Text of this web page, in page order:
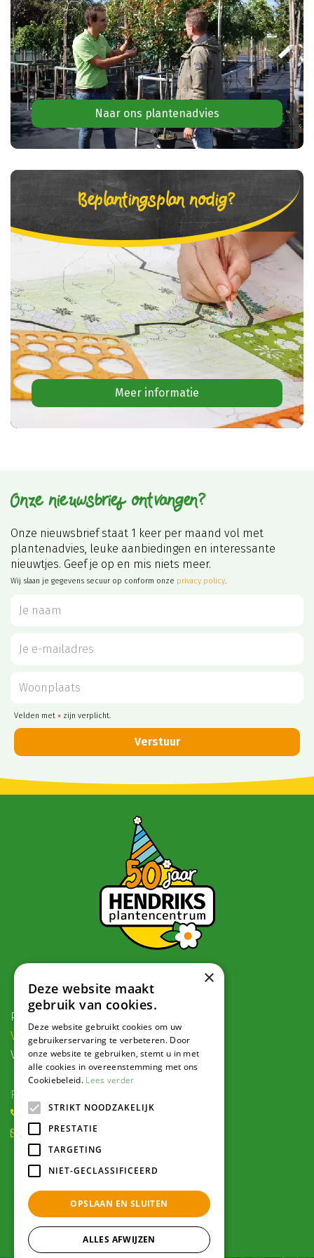
Naar ons plantenadvies
Beplantingsplan nodig?
Meer informatie
Onze nieuwsbrief ontvangen?
Onze nieuwsbrief staat 1 keer per maand vol met
plantenadvies, leuke aanbiedingen en interessante
nieuwtjes. Geef je op en mis niets meer.
Wij slaan je gegevens secuur op conform onze privacy policy.
Velden met * zijn verplicht.
Postadres:
Veldweg 1, 5995 PG Kessel
Voor navigatie:
Roode Eggeweg 6b, Kessel
(0) 77 462 16 30
winkel@hendriksplantencentrum.nl
Openingstijden
Alle openingstijden >
×
Deze website maakt
gebruik van cookies.
Deze website gebruikt cookies om uw
gebruikerservaring te verbeteren. Door
onze website te gebruiken, stemt u in met
alle cookies in overeenstemming met ons
Cookiebeleid. Lees verder
STRIKT NOODZAKELIJK
PRESTATIE
TARGETING
NIET-GECLASSIFICEERD
OPSLAAN EN SLUITEN
ALLES AFWIJZEN